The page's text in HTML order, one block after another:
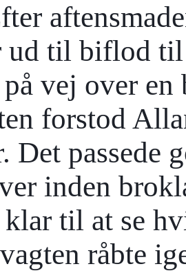
ud til biflod
vej over en
forstod
Det passede
inden bro
til at se
råbte